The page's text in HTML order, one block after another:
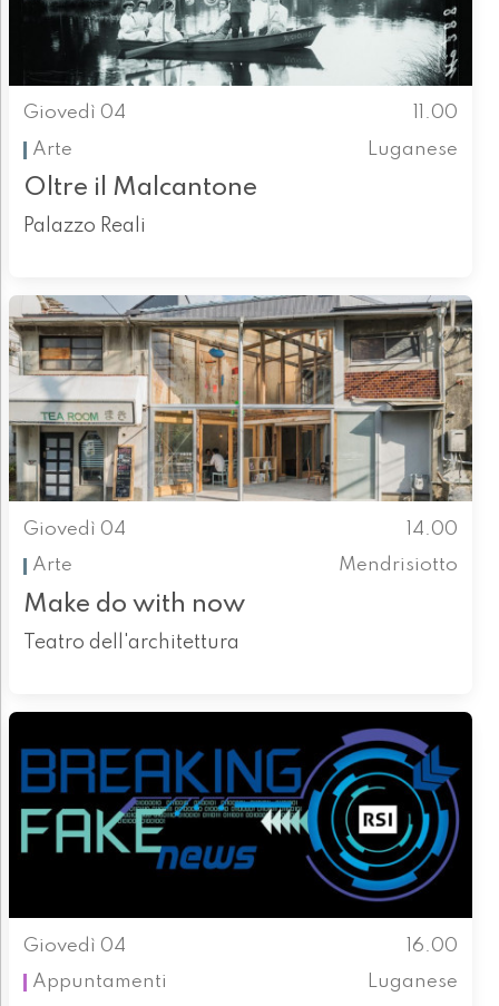
Giovedì 04
11.00
Arte
Luganese
Oltre il Malcantone
Palazzo Reali
Giovedì 04
14.00
Arte
Mendrisiotto
Make do with now
Teatro dell'architettura
Giovedì 04
16.00
Appuntamenti
Luganese